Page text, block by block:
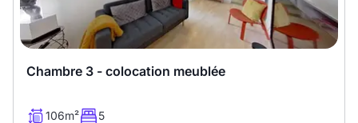
Chambre 3 - colocation meublée
106m² 5